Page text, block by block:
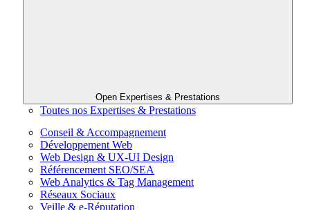
Open Expertises & Prestations
Toutes nos Expertises & Prestations
Conseil & Accompagnement
Développement Web
Web Design & UX-UI Design
Référencement SEO/SEA
Web Analytics & Tag Management
Réseaux Sociaux
Veille & e-Réputation